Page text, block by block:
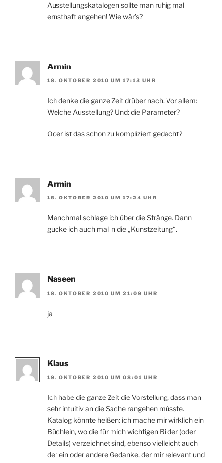
Ausstellungskatalogen sollte man ruhig mal
ernsthaft angehen! Wie wär’s?
Armin
18. OKTOBER 2010 UM 17:13 UHR
Ich denke die ganze Zeit drüber nach. Vor allem:
Welche Ausstellung? Und: die Parameter?
Oder ist das schon zu kompliziert gedacht?
Armin
18. OKTOBER 2010 UM 17:24 UHR
Manchmal schlage ich über die Stränge. Dann
gucke ich auch mal in die „Kunstzeitung“.
Naseen
18. OKTOBER 2010 UM 21:09 UHR
ja
Klaus
19. OKTOBER 2010 UM 08:01 UHR
Ich habe die ganze Zeit die Vorstellung, dass man
sehr intuitiv an die Sache rangehen müsste.
Katalog könnte heißen: ich mache mir wirklich ein
Büchlein, wo die für mich wichtigen Bilder (oder
Details) verzeichnet sind, ebenso vielleicht auch
der ein oder andere Gedanke, der mir relevant und